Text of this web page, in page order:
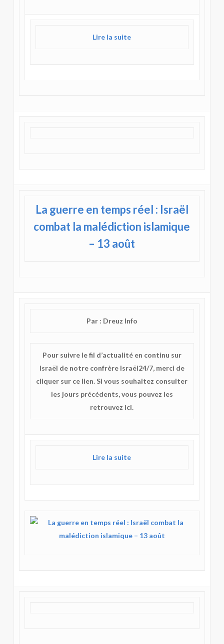
Lire la suite
La guerre en temps réel : Israël
combat la malédiction islamique
– 13 août
Par : Dreuz Info
Pour suivre le fil d’actualité en continu sur
Israël de notre confrère Israël24/7, merci de
cliquer sur ce lien. Si vous souhaitez consulter
les jours précédents, vous pouvez les
retrouvez ici.
Lire la suite